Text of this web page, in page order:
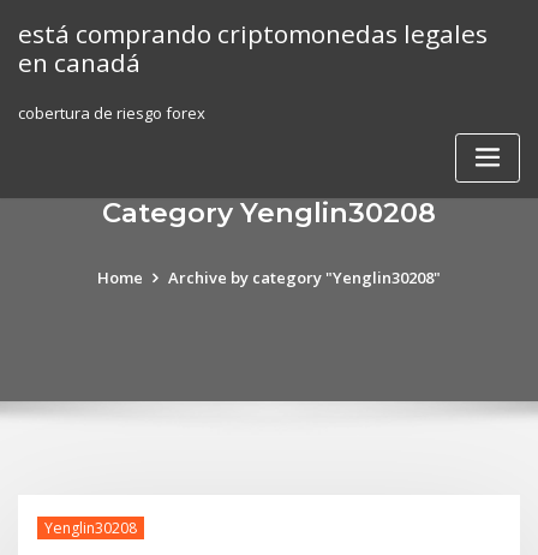
content
está comprando criptomonedas legales
en canadá
cobertura de riesgo forex
Category Yenglin30208
Home Archive by category "Yenglin30208"
Yenglin30208